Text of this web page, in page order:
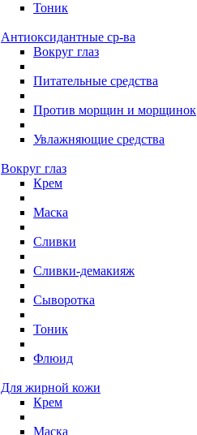
Тоник
Антиоксидантные ср-ва
Вокруг глаз
Питательные средства
Против морщин и морщинок
Увлажняющие средства
Вокруг глаз
Крем
Маска
Сливки
Сливки-демакияж
Сыворотка
Тоник
Флюид
Для жирной кожи
Крем
Маска